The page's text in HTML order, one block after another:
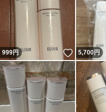
999円 いいね！
5,700円